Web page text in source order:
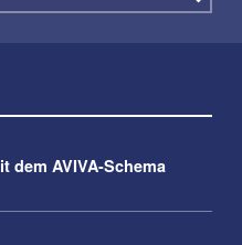
dem AVIVA-Schema